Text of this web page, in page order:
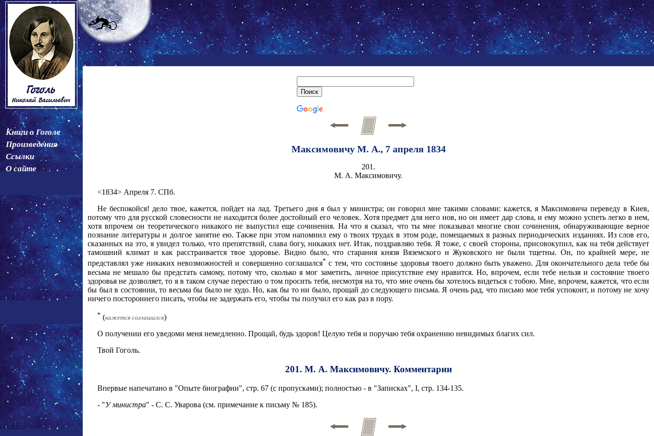
Книги о Гоголе
Произведения
Ссылки
О сайте
Максимовичу М. А., 7 апреля 1834
201.
М. А. Максимовичу.
<1834> Апреля 7. СПб.
Не беспокойся! дело твое, кажется, пойдет на лад. Третьего дня я был у министра; он говорил мне такими словами: кажется, я Максимовича переведу в Киев,
потому что для русской словесности не находится более достойный его человек. Хотя предмет для него нов, но он имеет дар слова, и ему можно успеть легко в нем,
хотя впрочем он теоретического никакого не выпустил еще сочинения. На что я сказал, что ты мне показывал многие свои сочинения, обнаруживающие верное
познание литературы и долгое занятие ею. Также при этом напомнил ему о твоих трудах в этом роде, помещаемых в разных периодических изданиях. Из слов его,
сказанных на это, я увидел только, что препятствий, слава богу, никаких нет. Итак, поздравляю тебя. Я тоже, с своей стороны, присовокупил, как на тебя действует
тамошний климат и как расстраивается твое здоровье. Видно было, что старания князя Вяземского и Жуковского не были тщетны. Он, по крайней мере, не
представлял уже никаких невозможностей и совершенно соглашался* с тем, что состоянье здоровья твоего должно быть уважено. Для окончательного дела тебе бы
весьма не мешало бы предстать самому, потому что, сколько я мог заметить, личное присутствие ему нравится. Но, впрочем, если тебе нельзя и состояние твоего
здоровья не дозволяет, то я в таком случае перестаю о том просить тебя, несмотря на то, что мне очень бы хотелось видеться с тобою. Мне, впрочем, кажется, что если
бы был в состоянии, то весьма бы было не худо. Но, как бы то ни было, прощай до следующего письма. Я очень рад, что письмо мое тебя успокоит, и потому не хочу
ничего постороннего писать, чтобы не задержать его, чтобы ты получил его как раз в пору.
* (кажется соглашался)
О получении его уведоми меня немедленно. Прощай, будь здоров! Целую тебя и поручаю тебя охранению невидимых благих сил.
Твой Гоголь.
201. М. А. Максимовичу. Комментарии
Впервые напечатано в "Опыте биографии", стр. 67 (с пропусками); полностью - в "Записках", I, стр. 134-135.
- "У министра" - С. С. Уварова (см. примечание к письму № 185).